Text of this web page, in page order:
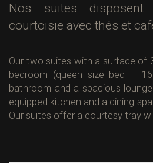
Nos suites
courtoisie avec thés et
Our two suites with a surface of
bedroom (queen size bed –
bathroom and a spacious
equipped kitchen and a dining-
Our suites offer a courtesy tray